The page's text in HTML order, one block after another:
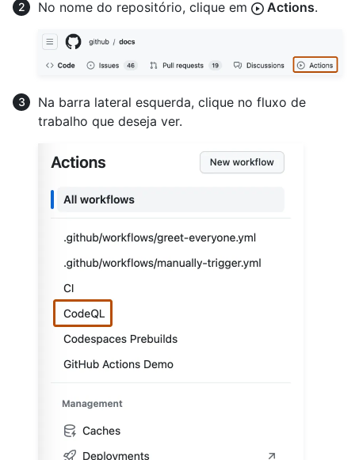
No nome do repositório, clique em Actions.
Na barra lateral esquerda, clique no fluxo de
trabalho que deseja ver.